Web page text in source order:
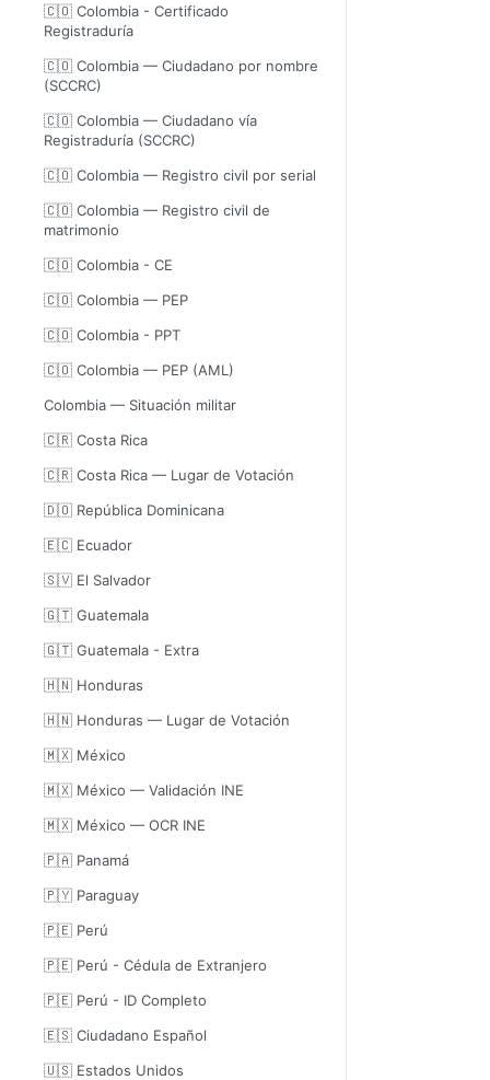
🇨🇴 Colombia - Certificado
Registraduría
🇨🇴 Colombia — Ciudadano por nombre
(SCCRC)
🇨🇴 Colombia — Ciudadano vía
Registraduría (SCCRC)
🇨🇴 Colombia — Registro civil por serial
🇨🇴 Colombia — Registro civil de
matrimonio
🇨🇴 Colombia - CE
🇨🇴 Colombia — PEP
🇨🇴 Colombia - PPT
🇨🇴 Colombia — PEP (AML)
Colombia — Situación militar
🇨🇷 Costa Rica
🇨🇷 Costa Rica — Lugar de Votación
🇩🇴 República Dominicana
🇪🇨 Ecuador
🇸🇻 El Salvador
🇬🇹 Guatemala
🇬🇹 Guatemala - Extra
🇭🇳 Honduras
🇭🇳 Honduras — Lugar de Votación
🇲🇽 México
🇲🇽 México — Validación INE
🇲🇽 México — OCR INE
🇵🇦 Panamá
🇵🇾 Paraguay
🇵🇪 Perú
🇵🇪 Perú - Cédula de Extranjero
🇵🇪 Perú - ID Completo
🇪🇸 Ciudadano Español
🇺🇸 Estados Unidos